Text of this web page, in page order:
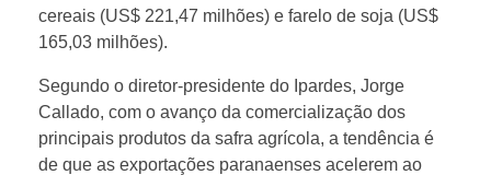
i
d
e
cereais (US$ 221,47 milhões) e farelo de soja (US$
165,03 milhões).
Segundo o diretor-presidente do Ipardes, Jorge
Callado, com o avanço da comercialização dos
principais produtos da safra agrícola, a tendência é
de que as exportações paranaenses acelerem ao